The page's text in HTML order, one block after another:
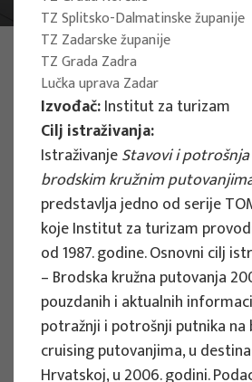
PHOTO: ILUSTRATIVNA FOTOGRAFIJA
Projects
EU PROJECTS
People Powered Tourism -
empowerment of local
through co-designing
based transformative travel
enhance visitor economy
TZ Splitsko-Dalmatinske županije
TZ Zadarske županije
TZ Grada Zadra
Lučka uprava Zadar
Izvođač:Institut za turizam
Cilj istraživanja:
IstraživanjeStavovi i
brodskim kružnim
predstavlja jedno od serije
koje Institut za turizam
od 1987. godine. Osnovni cilj
– Brodska kružna putovanja
pouzdanih i aktualnih
potražnji i potrošnji putnika
cruising putovanjima, u
Hrvatskoj, u 2006. godini.